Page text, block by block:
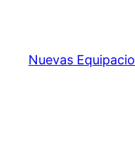
contenido
Nuevas